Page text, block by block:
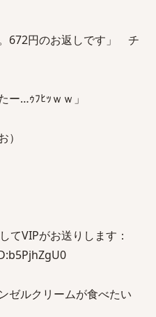
672円のお返しです」 チ
ー…ｩﾌﾋｯｗｗ」
てVIPがお送りします：
ゼルクリームが食べたい